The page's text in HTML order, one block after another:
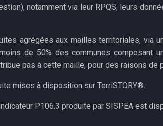
notamment via leur RPQS, leurs
agrégées aux mailles territoriales, via
de 50% des communes composant
pas à cette maille, pour des raisons de
mises à disposition sur TerriSTORY®.
P106.3 produite par SISPEA est